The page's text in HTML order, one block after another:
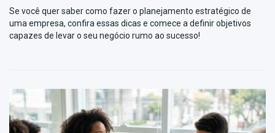
Se você quer saber como fazer o planejamento estratégico de
uma empresa, confira essas dicas e comece a definir objetivos
capazes de levar o seu negócio rumo ao sucesso!